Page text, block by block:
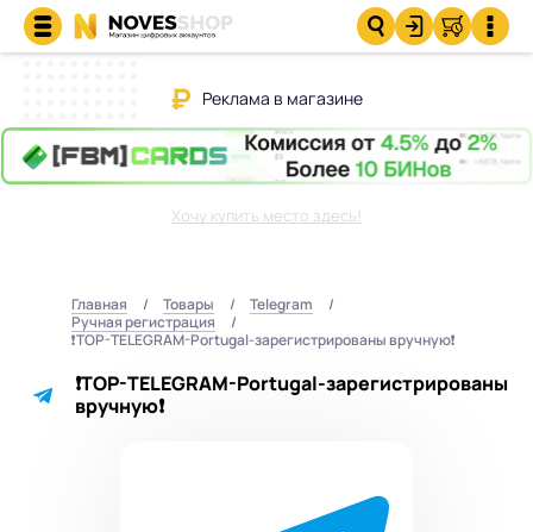
Реклама в магазине
Хочу купить место здесь!
Главная Товары
Telegram
Ручная регистрация
❗️TOP-TELEGRAM-Portugal-зарегистрированы вручную❗️
❗️TOP-TELEGRAM-Portugal-зарегистрированы
вручную❗️